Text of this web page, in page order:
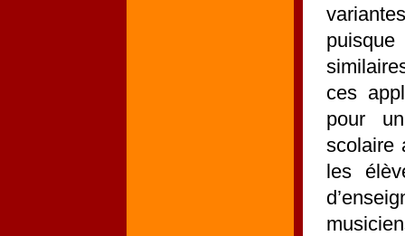
ces
pour
scolaire
les